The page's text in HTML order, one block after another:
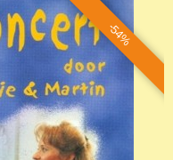
-54%